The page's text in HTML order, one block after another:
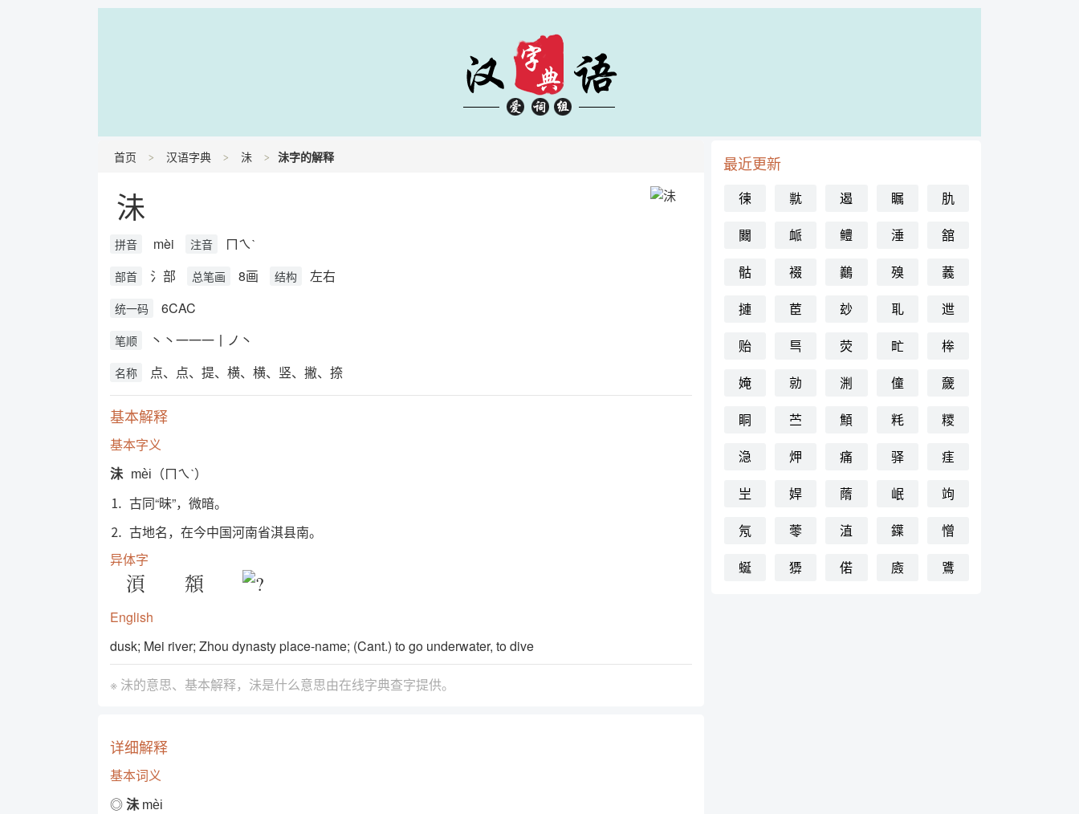
首页 汉语字典 沬 沬字的解释
沬
拼音 mèi 注音 ㄇㄟˋ
部首 氵部 总笔画 8画 结构 左右
统一码 6CAC
笔顺 丶丶一一一丨ノ丶
名称 点、点、提、横、横、竖、撇、捺
基本解释
基本字义
沬
mèi（ㄇㄟˋ）
⒈ 古同“昧”，微暗。
⒉ 古地名，在今中国河南省淇县南。
异体字
湏 頮
English
dusk; Mei river; Zhou dynasty place-name; (Cant.) to go underwater, to dive
※ 沬的意思、基本解释，沬是什么意思由在线字典查字提供。
详细解释
基本词义
◎沬 mèi
最近更新
徚 㞊 遏 瞩
肍
䦤
衇 鳢 涶
舘
骷
裰 䴊 殠
䕏
摙
茞 玅 耴
迣
贻
巪 荧 甿
桳
㛪
勍 渆 僮
奯
眮
苎 顦 粍
糭
㴔
炠 痛 驿
㾏
㞬
娨 䔺 岷
竘
氖
蕶 淔 鐷
憎
蜒
㺛 偌 㢛 鷕